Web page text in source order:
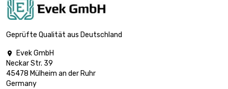
Länge : 500 Meter
0.05mm
Länge : 1 Meter
Durchmesser : 0.1mm
Geprüfte Qualität aus Deutschland

Evek GmbH
Neckar Str. 39
45478 Mülheim an der Ruhr
Germany